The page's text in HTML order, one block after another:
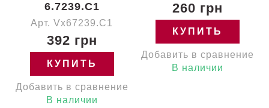
6.7239.C1
Арт. Vx67239.C1
392 грн
КУПИТЬ
Добавить в сравнение
В наличии
260 грн
КУПИТЬ
Добавить в сравнение
В наличии